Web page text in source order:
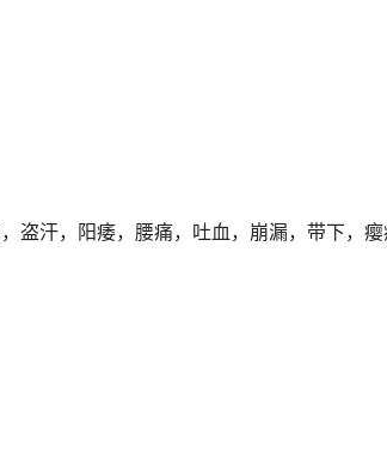
盗汗，阳痿，腰痛，吐血，崩漏，带下，瘿